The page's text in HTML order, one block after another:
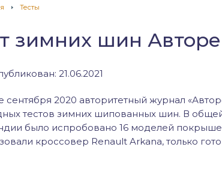
Тесты
зимних шин
21.06.2021
сентября 2020 авторитетный журнал
тестов зимних шипованных шин. В
было испробовано 16 моделей
кроссовер Renault Arkana, только